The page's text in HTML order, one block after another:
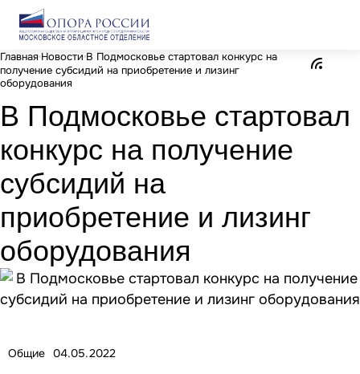
Главная Новости В Подмосковье стартовал конкурс на
получение субсидий на приобретение и лизинг
оборудования
В Подмосковье стартовал
конкурс на получение
субсидий на
приобретение и лизинг
оборудования
Общие 04.05.2022